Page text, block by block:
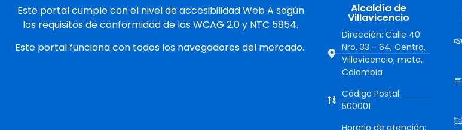
Este portal cumple con el nivel de accesibilidad Web A según
los requisitos de conformidad de las WCAG 2.0 y NTC 5854.
Este portal funciona con todos los navegadores del mercado.
Alcaldía de
Villavicencio
Dirección: Calle 40
Nro. 33 - 64, Centro,
Villavicencio, meta,
Colombia
Código Postal:
500001
Horario de atención: